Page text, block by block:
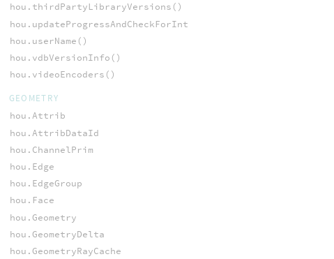
hou.thirdPartyLibraryVersions()
hou.updateProgressAndCheckForInterrupt()
hou.userName()
hou.vdbVersionInfo()
hou.videoEncoders()
GEOMETRY
hou.Attrib
hou.AttribDataId
hou.ChannelPrim
hou.Edge
hou.EdgeGroup
hou.Face
hou.Geometry
hou.GeometryDelta
hou.GeometryRayCache